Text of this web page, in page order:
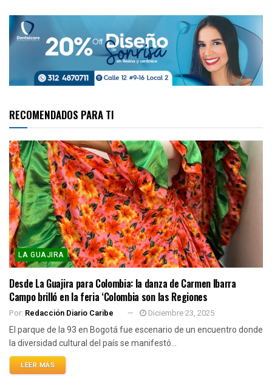
RECOMENDADOS PARA TI
LA GUAJIRA
Desde La Guajira para Colombia: la danza de Carmen Ibarra
Campo brilló en la feria ‘Colombia son las Regiones
Por: Redacción Diario Caribe Diciembre 23, 2025
El parque de la 93 en Bogotá fue escenario de un encuentro donde
la diversidad cultural del país se manifestó...
LEER MÁS